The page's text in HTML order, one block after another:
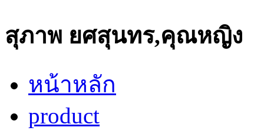
สุภาพ ยศสุนทร,คุณหญิง
หน้าหลัก
product